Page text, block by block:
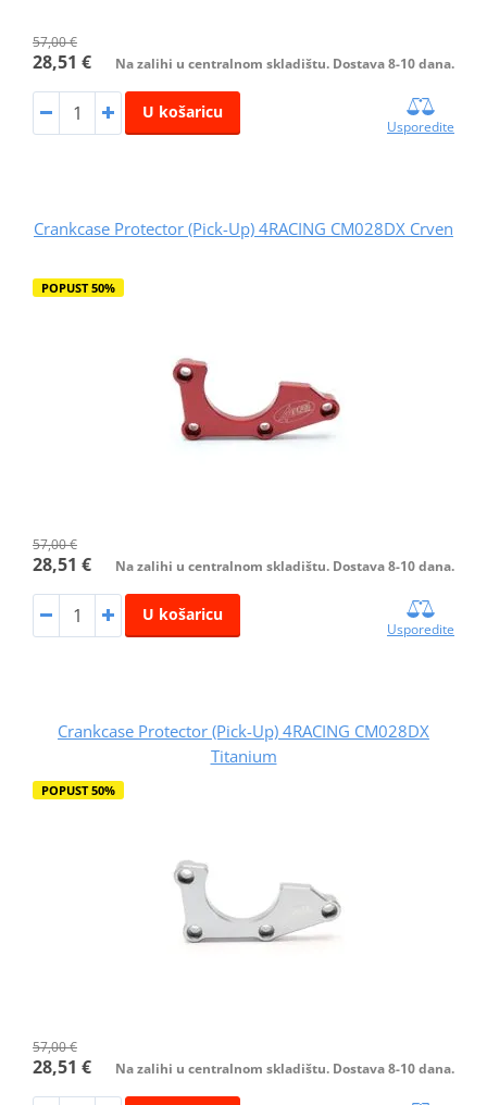
57,00 €
28,51 € Na zalihi u centralnom skladištu. Dostava 8-10 dana.
U košaricu
Usporedite
Crankcase Protector (Pick-Up) 4RACING CM028DX Crven
POPUST 50%
57,00 €
28,51 € Na zalihi u centralnom skladištu. Dostava 8-10 dana.
U košaricu
Usporedite
Crankcase Protector (Pick-Up) 4RACING CM028DX
Titanium
POPUST 50%
57,00 €
28,51 € Na zalihi u centralnom skladištu. Dostava 8-10 dana.